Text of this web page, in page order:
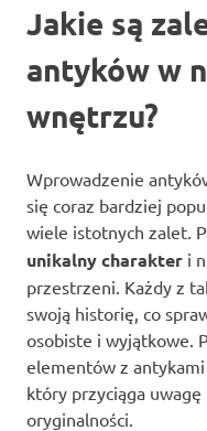
Jakie są
antyków w
wnętrzu?
Wprowadzenie
się coraz bardziej
wiele istotnych zalet.
unikalny charakter i
przestrzeni. Każdy z
swoją historię, co
osobiste i wyjątkowe.
elementów z
który przyciąga
oryginalności.